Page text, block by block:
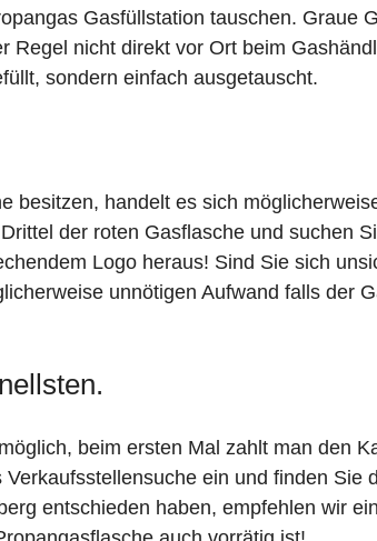
Gasfüllstation tauschen. Graue
Regel nicht direkt vor Ort beim
sondern einfach ausgetauscht.
besitzen, handelt es sich
der roten Gasflasche und suchen
Logo heraus! Sind Sie sich
unnötigen Aufwand falls der
beim ersten Mal zahlt man den
ein und finden Sie
entschieden haben, empfehlen wir